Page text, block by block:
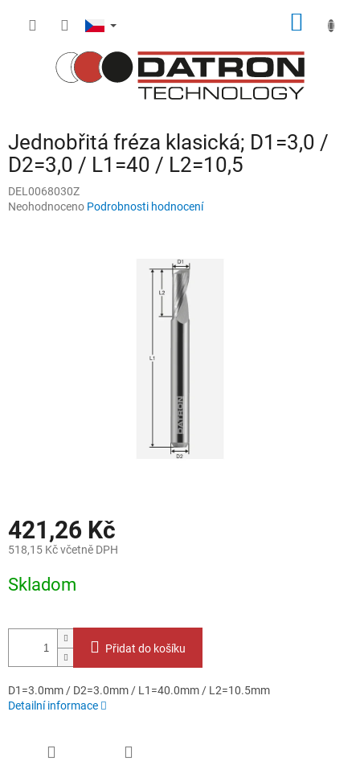
Jednobřitá fréza klasická; D1=3,0 /
D2=3,0 / L1=40 / L2=10,5
DEL0068030Z
Průměrné
Neohodnoceno Podrobnosti hodnocení
421,26 Kč
518,15 Kč včetně DPH
cena:
Skladom
Přidat do košíku
D1=3.0mm / D2=3.0mm / L1=40.0mm / L2=10.5mm
Detailní informace